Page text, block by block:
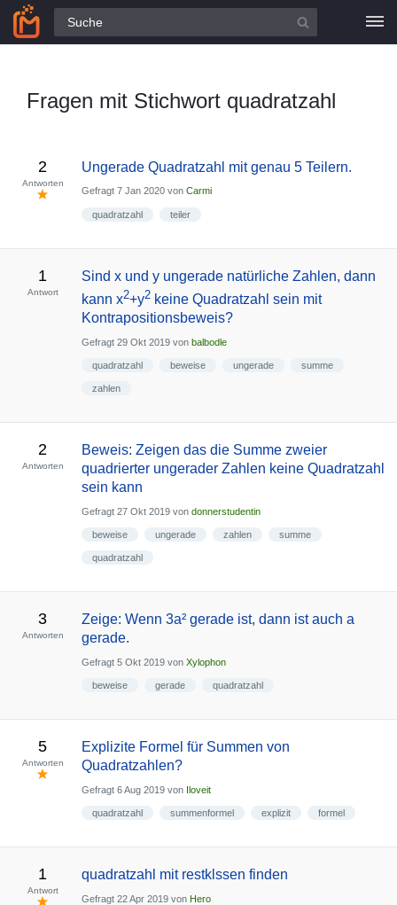
Alle Fragen
Fragen mit Stichwort quadratzahl
2
Antworten
Ungerade Quadratzahl mit genau 5 Teilern.
Gefragt 7 Jan 2020 von Carmi
quadratzahl teiler
1
Antwort
Sind x und y ungerade natürliche Zahlen, dann
kann x2+y2keine Quadratzahl sein mit
Kontrapositionsbeweis?
Gefragt 29 Okt 2019 von balbodle
quadratzahl beweise ungerade summe
zahlen
2
Antworten
Beweis: Zeigen das die Summe zweier
quadrierter ungerader Zahlen keine Quadratzahl
sein kann
Gefragt 27 Okt 2019 von donnerstudentin
beweise ungerade zahlen summe
quadratzahl
3
Antworten
Zeige: Wenn 3a² gerade ist, dann ist auch a
gerade.
Gefragt 5 Okt 2019 von Xylophon
beweise gerade quadratzahl
5
Antworten
Explizite Formel für Summen von
Quadratzahlen?
Gefragt 6 Aug 2019 von Iloveit
quadratzahl summenformel explizit formel
1
Antwort
quadratzahl mit restklssen finden
Gefragt 22 Apr 2019 von Hero